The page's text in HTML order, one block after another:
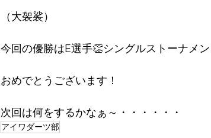
（大袈裟）
今回の優勝はE選手👏シングルストーナメン
おめでとうございます！
次回は何をするかなぁ～・・・・・・
アイワダーツ部